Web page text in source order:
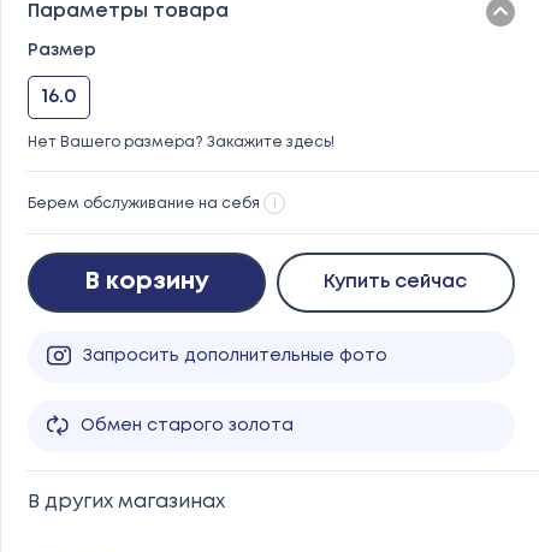
Параметры товара
Размер
16.0
Нет Вашего размера? Закажите здесь!
Берем обслуживание на себя i
В корзину Купить сейчас
Запросить дополнительные фото
Обмен старого золота
В других магазинах